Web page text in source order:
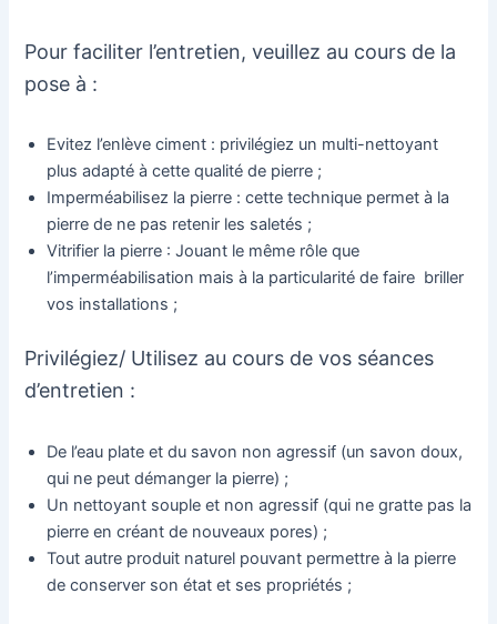
Pour faciliter l’entretien, veuillez au cours de la
pose à :
Evitez l’enlève ciment : privilégiez un multi-nettoyant
plus adapté à cette qualité de pierre ;
Imperméabilisez la pierre : cette technique permet à la
pierre de ne pas retenir les saletés ;
Vitrifier la pierre : Jouant le même rôle que
l’imperméabilisation mais à la particularité de faire briller
vos installations ;
Privilégiez/ Utilisez au cours de vos séances
d’entretien :
De l’eau plate et du savon non agressif (un savon doux,
qui ne peut démanger la pierre) ;
Un nettoyant souple et non agressif (qui ne gratte pas la
pierre en créant de nouveaux pores) ;
Tout autre produit naturel pouvant permettre à la pierre
de conserver son état et ses propriétés ;